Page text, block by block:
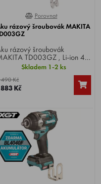
0%
Porovnat
rázový šroubovák MAKITA
rázový šroubovák
TD003GZ , Li-ion 40
V XGT, otáčky 0-
1.100/2.100/3.200/3.700
1, počet úderů 0-
2.600/3.600/4.100
min-1, max. utahovací moment
4", hmotnost 1 kg.
Skladem 1-2 ks
Kč
Kč